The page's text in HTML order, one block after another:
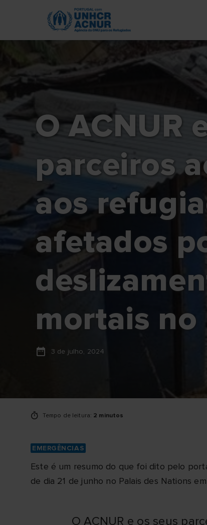
O ACNUR
parceiros
aos
afetados
mortais
3 de julho, 2024
Tempo de leitura: 2 minutos
EMERGÊNCIAS
Este é um resumo do que foi dito pelo
de dia 21 de junho no Palais des Nations
O ACNUR e os seus